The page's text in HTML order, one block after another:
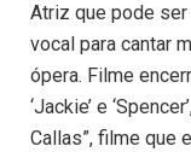
Atriz que pode
vocal para cantar
ópera. Filme
‘Jackie’ e
Callas”, filme que